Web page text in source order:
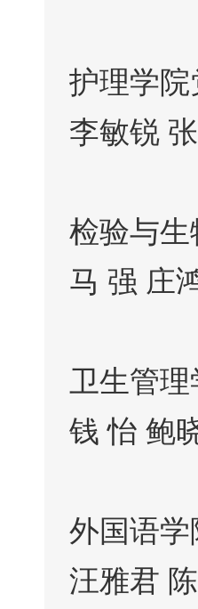
护理学院
李敏锐
检验与
马 强 庄
卫生管理
钱 怡 鲍
外国语学
汪雅君